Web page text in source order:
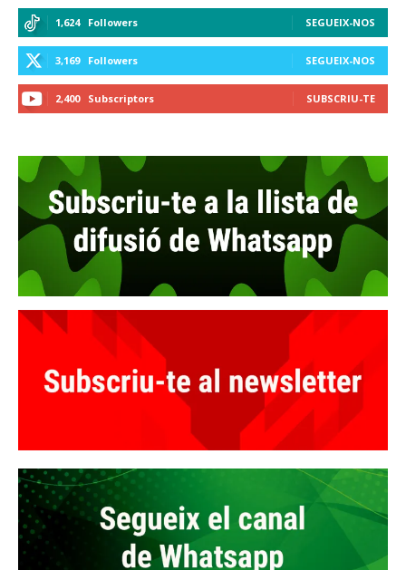
1,624 Followers SEGUEIX-NOS
3,169 Followers SEGUEIX-NOS
2,400 Subscriptors SUBSCRIU-TE